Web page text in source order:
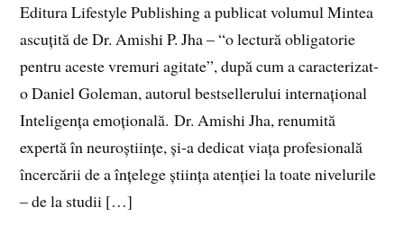
Editura Lifestyle Publishing a publicat volumul Mintea
ascuțită de Dr. Amishi P. Jha – “o lectură obligatorie
pentru aceste vremuri agitate”, după cum a caracterizat-
o Daniel Goleman, autorul bestsellerului internațional
Inteligența emoțională. Dr. Amishi Jha, renumită
expertă în neuroștiințe, și-a dedicat viața profesională
încercării de a înțelege știința atenției la toate nivelurile
– de la studii […]